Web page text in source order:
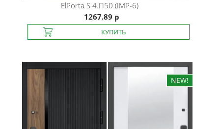
ElPorta S 4.П50 (IMP-6)
1267.89 р